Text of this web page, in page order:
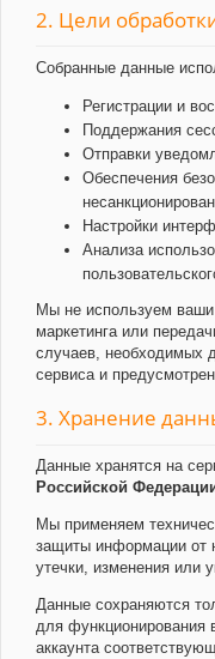
2. Цели
Собранные данные
Регистрации и
Поддержания
Отправки
Обеспечения
Настройки
Анализа
Мы не используем
маркетинга или
случаев, необходимых
сервиса и
3. Хранение
Данные хранятся на
Российской
Мы применяем
защиты информации от
утечки, изменения или
Данные сохраняются
для функционирования
аккаунта